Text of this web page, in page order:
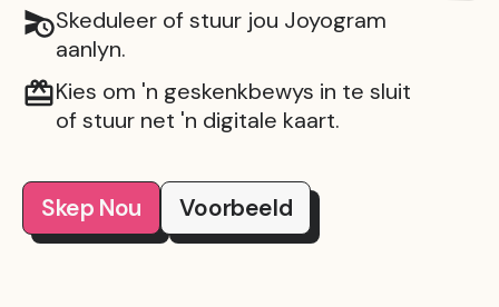
Skeduleer of stuur jou Joyogram
aanlyn.
Kies om 'n geskenkbewys in te sluit
of stuur net 'n digitale kaart.
Skep Nou Voorbeeld